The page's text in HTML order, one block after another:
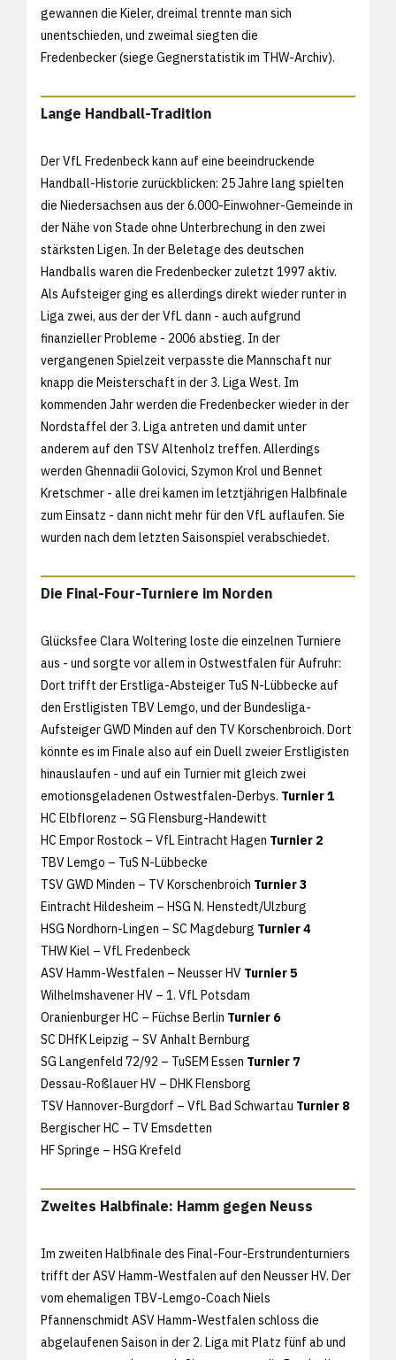
gewannen die Kieler, dreimal trennte man sich
unentschieden, und zweimal siegten die
Fredenbecker (siege Gegnerstatistik im THW-Archiv).
Lange Handball-Tradition
Der VfL Fredenbeck kann auf eine beeindruckende
Handball-Historie zurückblicken: 25 Jahre lang spielten
die Niedersachsen aus der 6.000-Einwohner-Gemeinde in
der Nähe von Stade ohne Unterbrechung in den zwei
stärksten Ligen. In der Beletage des deutschen
Handballs waren die Fredenbecker zuletzt 1997 aktiv.
Als Aufsteiger ging es allerdings direkt wieder runter in
Liga zwei, aus der der VfL dann - auch aufgrund
finanzieller Probleme - 2006 abstieg. In der
vergangenen Spielzeit verpasste die Mannschaft nur
knapp die Meisterschaft in der 3. Liga West. Im
kommenden Jahr werden die Fredenbecker wieder in der
Nordstaffel der 3. Liga antreten und damit unter
anderem auf den TSV Altenholz treffen. Allerdings
werden Ghennadii Golovici, Szymon Krol und Bennet
Kretschmer - alle drei kamen im letztjährigen Halbfinale
zum Einsatz - dann nicht mehr für den VfL auflaufen. Sie
wurden nach dem letzten Saisonspiel verabschiedet.
Die Final-Four-Turniere im Norden
Glücksfee Clara Woltering loste die einzelnen Turniere
aus - und sorgte vor allem in Ostwestfalen für Aufruhr:
Dort trifft der Erstliga-Absteiger TuS N-Lübbecke auf
den Erstligisten TBV Lemgo, und der Bundesliga-
Aufsteiger GWD Minden auf den TV Korschenbroich. Dort
könnte es im Finale also auf ein Duell zweier Erstligisten
hinauslaufen - und auf ein Turnier mit gleich zwei
emotionsgeladenen Ostwestfalen-Derbys. Turnier 1
HC Elbflorenz – SG Flensburg-Handewitt
HC Empor Rostock – VfL Eintracht Hagen Turnier 2
TBV Lemgo – TuS N-Lübbecke
TSV GWD Minden – TV Korschenbroich Turnier 3
Eintracht Hildesheim – HSG N. Henstedt/Ulzburg
HSG Nordhorn-Lingen – SC Magdeburg Turnier 4
THW Kiel – VfL Fredenbeck
ASV Hamm-Westfalen – Neusser HV Turnier 5
Wilhelmshavener HV – 1. VfL Potsdam
Oranienburger HC – Füchse Berlin Turnier 6
SC DHfK Leipzig – SV Anhalt Bernburg
SG Langenfeld 72/92 – TuSEM Essen Turnier 7
Dessau-Roßlauer HV – DHK Flensborg
TSV Hannover-Burgdorf – VfL Bad Schwartau Turnier 8
Bergischer HC – TV Emsdetten
HF Springe – HSG Krefeld
Zweites Halbfinale: Hamm gegen Neuss
Im zweiten Halbfinale des Final-Four-Erstrundenturniers
trifft der ASV Hamm-Westfalen auf den Neusser HV. Der
vom ehemaligen TBV-Lemgo-Coach Niels
Pfannenschmidt ASV Hamm-Westfalen schloss die
abgelaufenen Saison in der 2. Liga mit Platz fünf ab und